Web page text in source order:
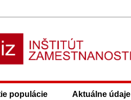
populácie Aktuálne údaje